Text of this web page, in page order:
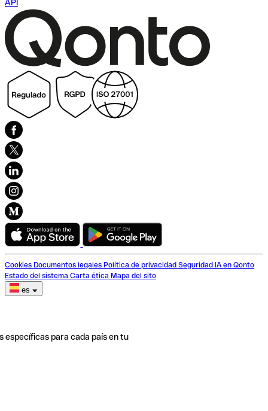
API
Cookies Documentos legales Política de privacidad Seguridad IA en Qonto
Estado del sistema Carta ética Mapa del sito
es
específicas para cada país en tu